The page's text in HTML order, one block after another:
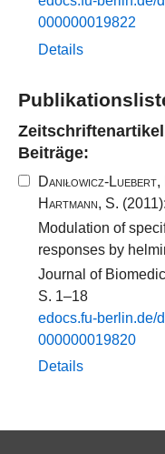
000000019822​
Details
Beiträge:
Daniłowicz-Luebert,
Hartmann, S. (2011):
Modulation of
responses by
Journal of
S. 1–18
edocs.​fu-​berlin.​de/​
000000019820​
Details